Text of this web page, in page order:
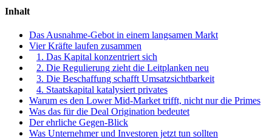
Inhalt
Das Ausnahme-Gebot in einem langsamen Markt
Vier Kräfte laufen zusammen
1. Das Kapital konzentriert sich
2. Die Regulierung zieht die Leitplanken neu
3. Die Beschaffung schafft Umsatzsichtbarkeit
4. Staatskapital katalysiert privates
Warum es den Lower Mid-Market trifft, nicht nur die Primes
Was das für die Deal Origination bedeutet
Der ehrliche Gegen-Blick
Was Unternehmer und Investoren jetzt tun sollten